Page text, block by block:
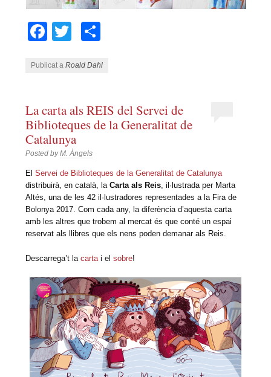
Facebook
Twitter
Publicat aRoald Dahl
La carta als REIS del Servei de
Biblioteques de la Generalitat de
Catalunya
Posted byM. Àngels
ElServei de Biblioteques de la Generalitat de Catalunya
distribuirà, en català, laCarta als Reis, il·lustrada per Marta
Altés, una de les 42 il·lustradores representades a la Fira de
Bolonya 2017. Com cada any, la diferència d’aquesta carta
amb les altres que trobem al mercat és que conté un espai
reservat als llibres que els nens poden demanar als Reis.
Descarrega’t lacartai elsobre!